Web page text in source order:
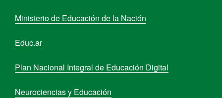
Ministerio de Educación de la Nación
Educ.ar
Plan Nacional Integral de Educación Digital
Neurociencias y Educación